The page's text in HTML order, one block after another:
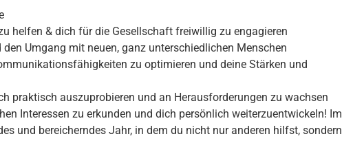
helfen & dich für die Gesellschaft freiwillig zu engagieren
Umgang mit neuen, ganz unterschiedlichen Menschen
zu optimieren und deine Stärken und
praktisch auszuprobieren und an Herausforderungen zu wachsen
Interessen zu erkunden und dich persönlich weiterzuentwickeln! Im
und bereicherndes Jahr, in dem du nicht nur anderen hilfst, sondern